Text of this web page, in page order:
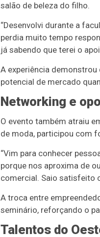
salão de beleza do filho.
“Desenvolvi durante a
perdia muito tempo
já sabendo que terei o
A experiência
potencial de mercado
Networking e
O evento também atraiu
de moda, participou com
“Vim para conhecer
porque nos aproxima de
comercial. Saio satisfeito
A troca entre
seminário, reforçando o
Talentos do